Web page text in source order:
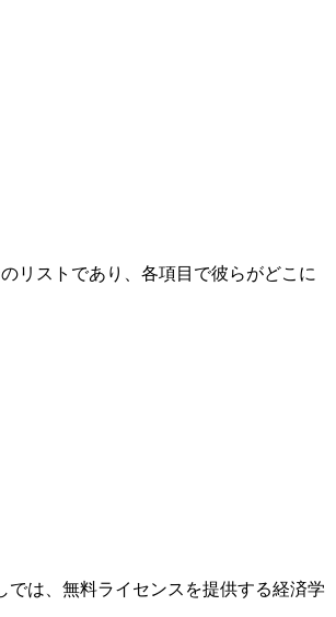
リストであり、各項目で彼らがどこに
は、無料ライセンスを提供する経済学